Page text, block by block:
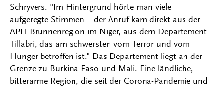
Schryvers. "Im Hintergrund hörte man viele
aufgeregte Stimmen – der Anruf kam direkt aus der
APH-Brunnenregion im Niger, aus dem Departement
Tillabri, das am schwersten vom Terror und vom
Hunger betroffen ist." Das Departement liegt an der
Grenze zu Burkina Faso und Mali. Eine ländliche,
bitterarme Region, die seit der Corona-Pandemie und